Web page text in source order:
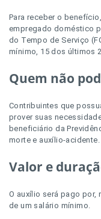
Para receber o
empregado doméstico
do Tempo de Serviço
mínimo, 15 dos últimos
Quem não
Contribuintes que
prover suas
beneficiário da
morte e auxílio-acidente.
Valor e
O auxílio será pago por,
de um salário mínimo.